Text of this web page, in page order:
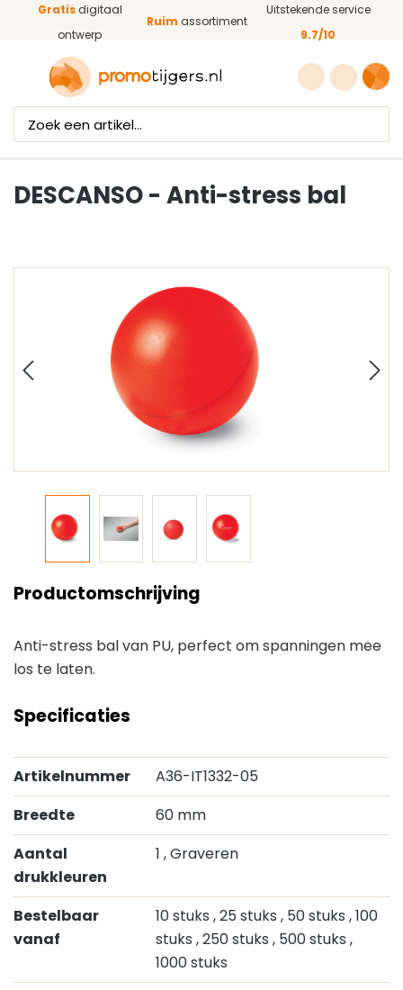
Ga naar de hoofdinhoud
Gratisdigitaal
ontwerp
Ruim assortiment
Uitstekende service
9.7/10
DESCANSO - Anti-stress bal
Productomschrijving
Anti-stress bal van PU, perfect om spanningen mee
los te laten.
Specificaties
Artikelnummer
A36-IT1332-05
Breedte
60 mm
Aantal
drukkleuren
1 , Graveren
Bestelbaar
vanaf
10 stuks , 25 stuks , 50 stuks , 100
stuks , 250 stuks , 500 stuks ,
1000 stuks